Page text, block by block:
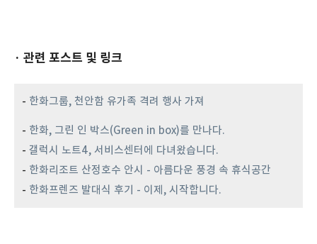
· 관련 포스트 및 링크
- 한화그룹, 천안함 유가족 격려 행사 가져
- 한화, 그린 인 박스(Green in box)를 만나다.
- 갤럭시 노트4, 서비스센터에 다녀왔습니다.
- 한화리조트 산정호수 안시 - 아름다운 풍경 속 휴식공간
- 한화프렌즈 발대식 후기 - 이제, 시작합니다.